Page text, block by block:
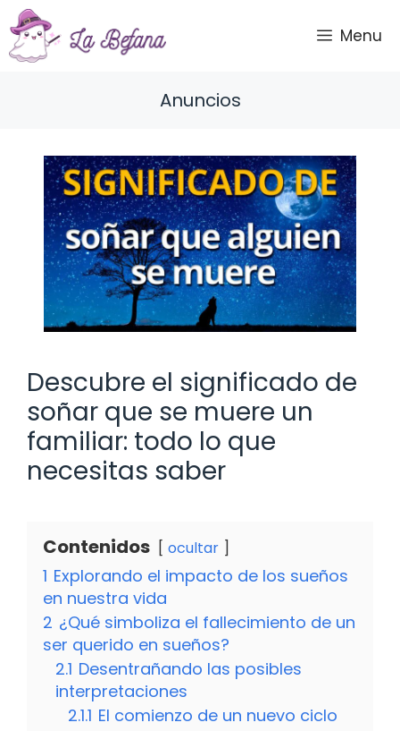
Saltar
al
contenido
Menu
Anuncios
Descubre el significado de
soñar que se muere un
familiar: todo lo que
necesitas saber
Contenidos ocultar
1 Explorando el impacto de los sueños
en nuestra vida
2 ¿Qué simboliza el fallecimiento de un
ser querido en sueños?
2.1 Desentrañando las posibles
interpretaciones
2.1.1 El comienzo de un nuevo ciclo